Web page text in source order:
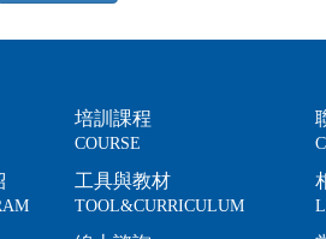
培訓課程
COURSE
工具與教材
TOOL&CURRICULUM